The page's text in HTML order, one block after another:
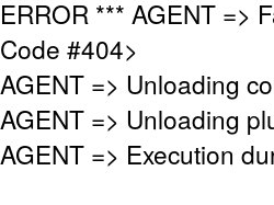
ERROR *** AGENT =>
Code #404>
AGENT => Unloading
AGENT => Unloading
AGENT => Execution